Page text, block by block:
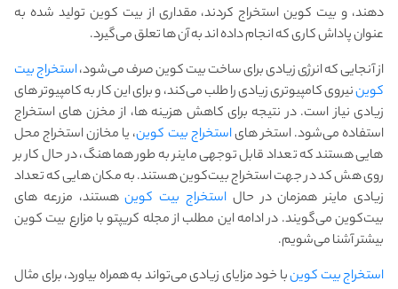
دهند، و بیت کوین استخراج کردند، مقداری از بیت کوین تولید شده به
عنوان پاداش کاری که انجام داده اند به آن ها تعلق می‌گیرد.
از آنجایی که انرژی زیادی برای ساخت بیت کوین صرف می‌شود،استخراج بیت
کویننیروی کامپیوتری زیادی را طلب می‌کند، و برای این کار به کامپیوتر های
زیادی نیاز است. در نتیجه برای کاهش هزینه ها، از مخزن های استخراج
استفاده می‌شود. استخر هایاستخراج بیت کوین، یا مخازن استخراج محل
هایی هستند که تعداد قابل توجهی ماینر به طور هماهنگ، در حال کار بر
روی هش کد در جهت استخراج بیت‌کوین هستند. به مکان هایی که تعداد
زیادی ماینر همزمان در حال استخراج بیت کوینهستند، مزرعه های
بیت‌کوین می‌گویند. در ادامه این مطلب از مجله کریپتو با مزارع بیت کوین
بیشتر آشنا می‌شویم.
استخراج بیت کوینبا خود مزایای زیادی می‌تواند به همراه بیاورد، برای مثال